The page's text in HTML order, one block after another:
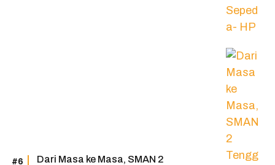
Dari Masa ke Masa, SMAN 2